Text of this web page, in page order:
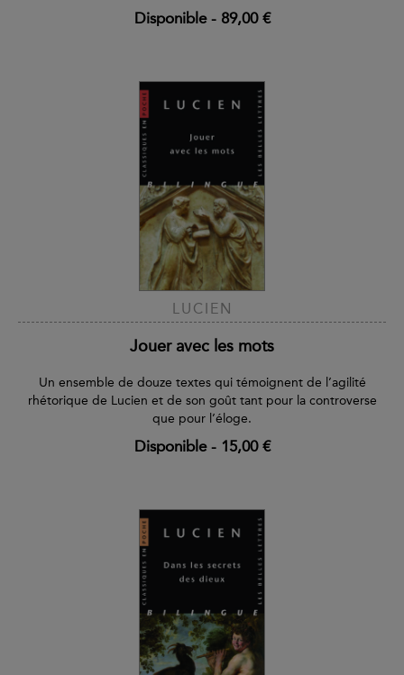
Disponible- 89,00 €
LUCIEN
Jouer avec les mots
Un ensemble de douze textes qui témoignent de l’agilité
rhétorique de Lucien et de son goût tant pour la controverse
que pour l’éloge.
Disponible- 15,00 €